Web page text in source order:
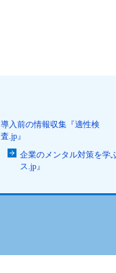
導入前の情報収集『適性検
査.jp』
企業のメンタル対策を学
ス.jp』